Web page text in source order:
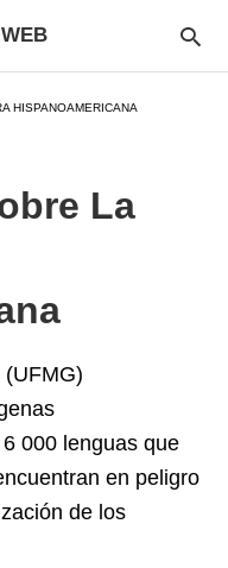
HISPANOAMERICANA
La
000 lenguas que
en peligro
de los